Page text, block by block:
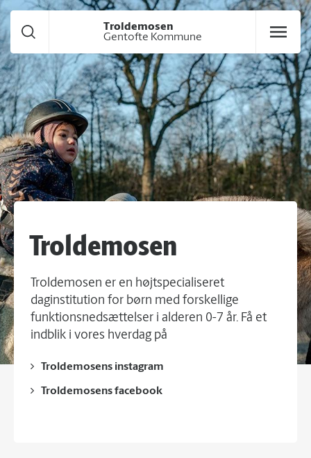
Gå til hoved indhold
Troldemosen
Gentofte Kommune
Troldemosen
Troldemosen er en højtspecialiseret
daginstitution for børn med forskellige
funktionsnedsættelser i alderen 0-7 år. Få et
indblik i vores hverdag på
Troldemosens instagram
Troldemosens facebook